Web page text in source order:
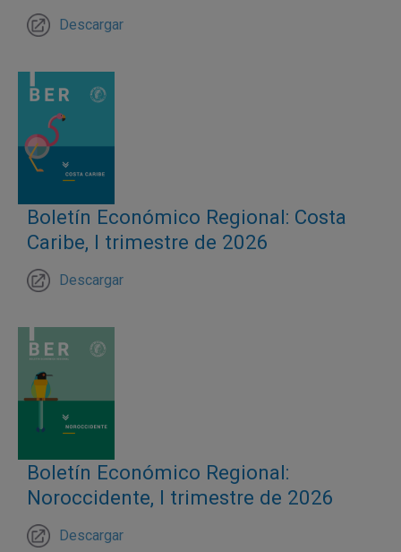
Descargar
Boletín Económico Regional: Costa
Caribe, I trimestre de 2026
Descargar
Boletín Económico Regional:
Noroccidente, I trimestre de 2026
Descargar